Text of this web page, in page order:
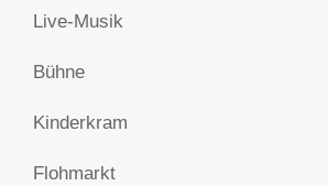
Live-Musik
Bühne
Kinderkram
Flohmarkt